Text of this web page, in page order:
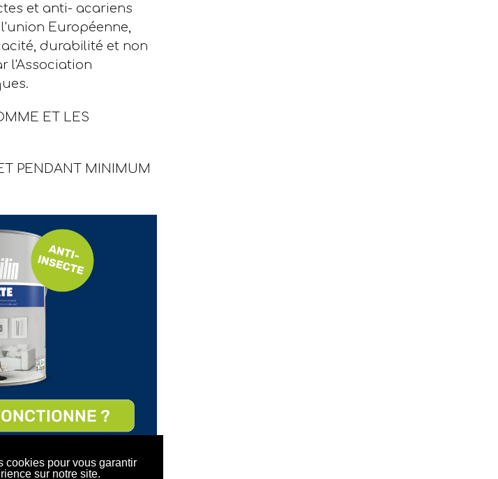
cookies pour vous garantir
sur notre site.
et anti- acariens
Européenne,
durabilité et non
l'Association
ET LES
PENDANT MINIMUM